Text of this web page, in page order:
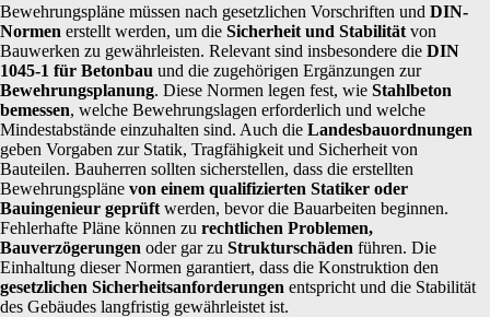
Bewehrungspläne müssen nach gesetzlichen Vorschriften und DIN-
Normen erstellt werden, um die Sicherheit und Stabilität von
Bauwerken zu gewährleisten. Relevant sind insbesondere die DIN
1045-1 für Betonbau und die zugehörigen Ergänzungen zur
Bewehrungsplanung. Diese Normen legen fest, wie Stahlbeton
bemessen, welche Bewehrungslagen erforderlich und welche
Mindestabstände einzuhalten sind. Auch die Landesbauordnungen
geben Vorgaben zur Statik, Tragfähigkeit und Sicherheit von
Bauteilen. Bauherren sollten sicherstellen, dass die erstellten
Bewehrungspläne von einem qualifizierten Statiker oder
Bauingenieur geprüft werden, bevor die Bauarbeiten beginnen.
Fehlerhafte Pläne können zu rechtlichen Problemen,
Bauverzögerungen oder gar zu Strukturschäden führen. Die
Einhaltung dieser Normen garantiert, dass die Konstruktion den
gesetzlichen Sicherheitsanforderungen entspricht und die Stabilität
des Gebäudes langfristig gewährleistet ist.